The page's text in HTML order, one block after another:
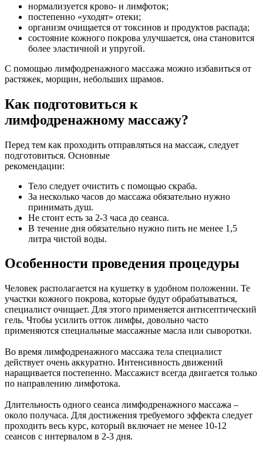
нормализуется крово- и лимфоток;
постепенно «уходят» отеки;
организм очищается от токсинов и продуктов распада;
состояние кожного покрова улучшается, она становится
более эластичной и упругой.
С помощью лимфодренажного массажа можно избавиться от
растяжек, морщин, небольших шрамов.
Как подготовиться к
лимфодренажному массажу?
Перед тем как проходить отправляться на массаж, следует
подготовиться. Основные
рекомендации:
Тело следует очистить с помощью скраба.
За несколько часов до массажа обязательно нужно
принимать душ.
Не стоит есть за 2-3 часа до сеанса.
В течение дня обязательно нужно пить не менее 1,5
литра чистой воды.
Особенности проведения процедуры
Человек располагается на кушетку в удобном положении. Те
участки кожного покрова, которые будут обрабатываться,
специалист очищает. Для этого применяется антисептический
гель. Чтобы усилить отток лимфы, довольно часто
применяются специальные массажные масла или сыворотки.
Во время лимфодренажного массажа тела специалист
действует очень аккуратно. Интенсивность движений
наращивается постепенно. Массажист всегда двигается только
по направлению лимфотока.
Длительность одного сеанса лимфодренажного массажа –
около получаса. Для достижения требуемого эффекта следует
проходить весь курс, который включает не менее 10-12
сеансов с интервалом в 2-3 дня.